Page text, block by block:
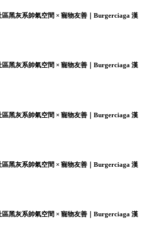
區黑灰系帥氣空間 × 寵物友善｜Burgerciaga 漢
區黑灰系帥氣空間 × 寵物友善｜Burgerciaga 漢
區黑灰系帥氣空間 × 寵物友善｜Burgerciaga 漢
區黑灰系帥氣空間 × 寵物友善｜Burgerciaga 漢
區黑灰系帥氣空間 × 寵物友善｜Burgerciaga 漢